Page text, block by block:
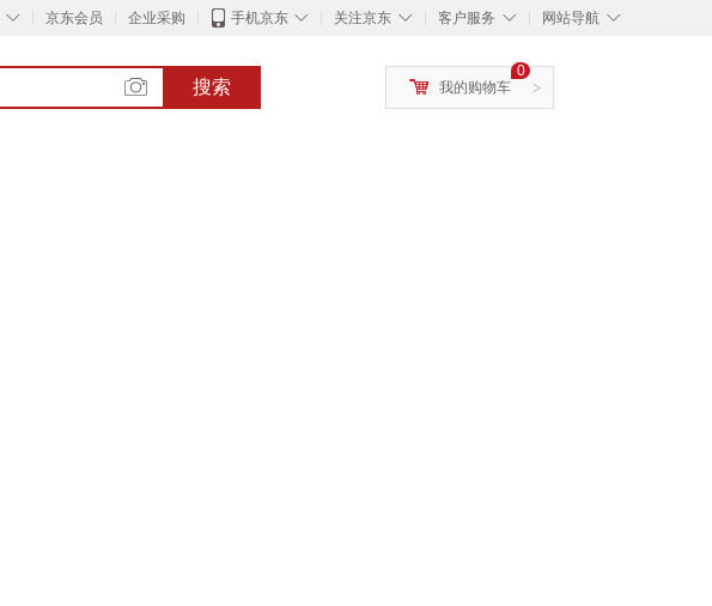
◇ 京东会员 企业采购 ◇
手机京东 ◇
关注京东 ◇
客户服务 ◇
网站导航
搜索 >
0
我的购物车